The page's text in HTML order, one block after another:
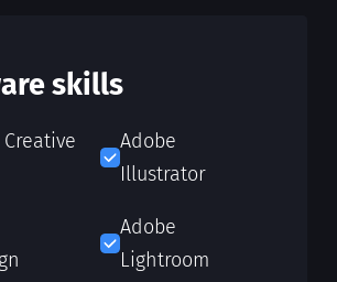
skills
Adobe
Illustrator
Adobe
Lightroom